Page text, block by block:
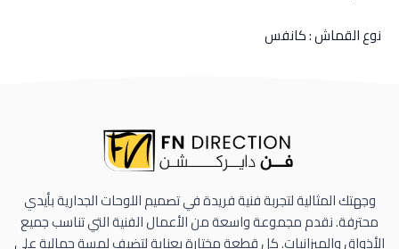
نوع القماش : كانفس
وجهتك المثالية لتجربة فنية فريدة في تصميم اللوحات الجدارية بأيدي
محترفة. نقدم مجموعة واسعة من الأعمال الفنية التي تناسب جميع
الأذواق والميزانيات. كل قطعة مختارة بعناية لتضيف لمسة جمالية على